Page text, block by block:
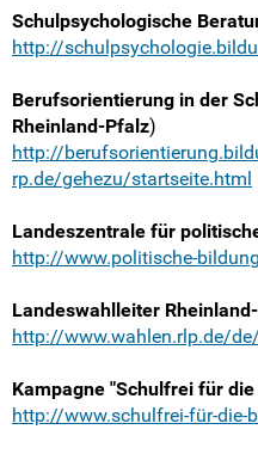
Schulpsychologische
http://
Berufsorientierung in der
Rheinland-Pfalz)
http://
rp.de/gehezu/startseite.html
Landeszentrale für
http://www.politische-
Landeswahlleiter
http://www.wahlen.rlp.de/
Kampagne "Schulfrei für
http://www.schulfrei-für-die-